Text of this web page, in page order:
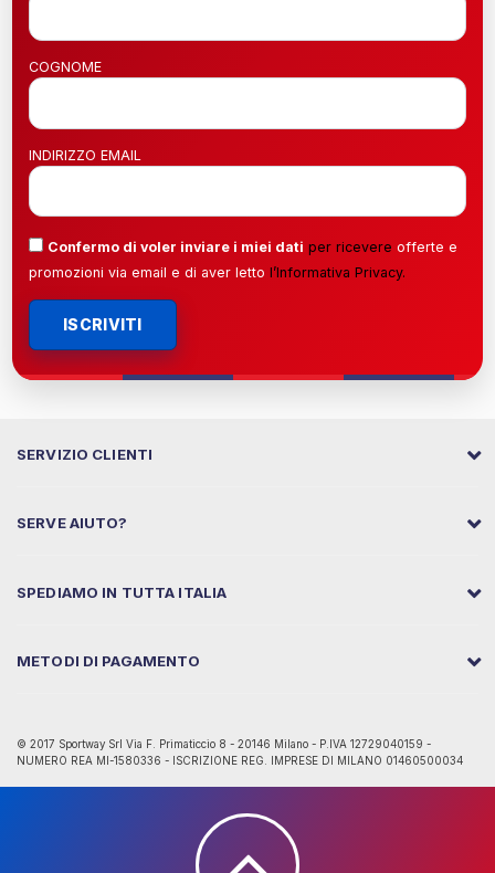
COGNOME
INDIRIZZO EMAIL
Confermo di voler inviare i miei dati per ricevere offerte e
promozioni via email e di aver letto l’Informativa Privacy.
ISCRIVITI
SERVIZIO CLIENTI
SERVE AIUTO?
SPEDIAMO IN TUTTA ITALIA
METODI DI PAGAMENTO
© 2017 Sportway Srl Via F. Primaticcio 8 - 20146 Milano - P.IVA 12729040159 -
NUMERO REA MI-1580336 - ISCRIZIONE REG. IMPRESE DI MILANO 01460500034